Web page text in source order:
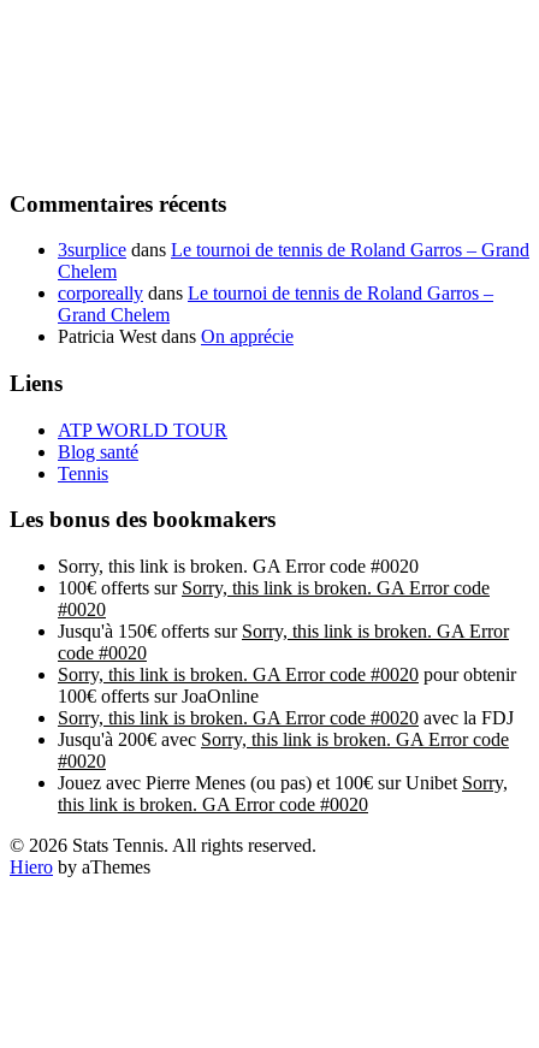
Commentaires récents
3surplice dans Le tournoi de tennis de Roland Garros – Grand
Chelem
corporeally dans Le tournoi de tennis de Roland Garros –
Grand Chelem
Patricia West dans On apprécie
Liens
ATP WORLD TOUR
Blog santé
Tennis
Les bonus des bookmakers
Sorry, this link is broken. GA Error code #0020
100€ offerts sur Sorry, this link is broken. GA Error code
#0020
Jusqu'à 150€ offerts sur Sorry, this link is broken. GA Error
code #0020
Sorry, this link is broken. GA Error code #0020 pour obtenir
100€ offerts sur JoaOnline
Sorry, this link is broken. GA Error code #0020 avec la FDJ
Jusqu'à 200€ avec Sorry, this link is broken. GA Error code
#0020
Jouez avec Pierre Menes (ou pas) et 100€ sur Unibet Sorry,
this link is broken. GA Error code #0020
© 2026 Stats Tennis. All rights reserved.
Hiero by aThemes